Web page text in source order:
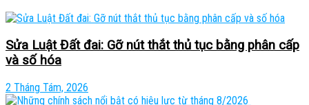
Sửa Luật Đất đai: Gỡ nút thắt thủ tục bằng phân cấp
và số hóa
2 Tháng Tám, 2026